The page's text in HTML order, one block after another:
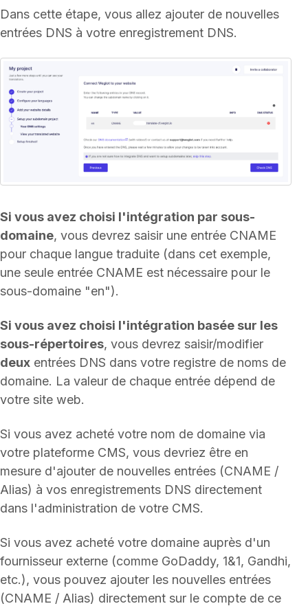
Dans cette étape, vous allez ajouter de nouvelles
entrées DNS à votre enregistrement DNS.
Si vous avez choisi l'intégration par sous-
domaine, vous devrez saisir une entrée CNAME
pour chaque langue traduite (dans cet exemple,
une seule entrée CNAME est nécessaire pour le
sous-domaine "en").
Si vous avez choisi l'intégration basée sur les
sous-répertoires, vous devrez saisir/modifier
deux entrées DNS dans votre registre de noms de
domaine. La valeur de chaque entrée dépend de
votre site web.
Si vous avez acheté votre nom de domaine via
votre plateforme CMS, vous devriez être en
mesure d'ajouter de nouvelles entrées (CNAME /
Alias) à vos enregistrements DNS directement
dans l'administration de votre CMS.
Si vous avez acheté votre domaine auprès d'un
fournisseur externe (comme GoDaddy, 1&1, Gandhi,
etc.), vous pouvez ajouter les nouvelles entrées
(CNAME / Alias) directement sur le compte de ce